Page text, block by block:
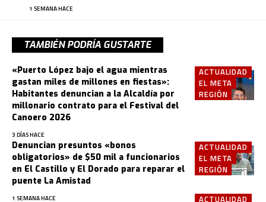
1 SEMANA HACE
TAMBIÉN PODRÍA GUSTARTE
ACTUALIDAD
EL META
REGIÓN
«Puerto López bajo el agua mientras
gastan miles de millones en fiestas»:
Habitantes denuncian a la Alcaldía por
millonario contrato para el Festival del
Canoero 2026
3 DÍAS HACE
ACTUALIDAD
EL META
REGIÓN
Denuncian presuntos «bonos
obligatorios» de $50 mil a funcionarios
en El Castillo y El Dorado para reparar el
puente La Amistad
1 SEMANA HACE ACTUALIDAD